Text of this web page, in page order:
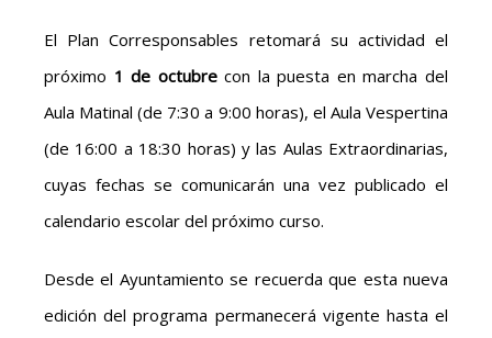
El Plan Corresponsables retomará su actividad el
próximo 1 de octubrecon la puesta en marcha del
Aula Matinal (de 7:30 a 9:00 horas), el Aula Vespertina
(de 16:00 a 18:30 horas) y las Aulas Extraordinarias,
cuyas fechas se comunicarán una vez publicado el
calendario escolar del próximo curso.
Desde el Ayuntamiento se recuerda que esta nueva
edición del programa permanecerá vigente hasta el